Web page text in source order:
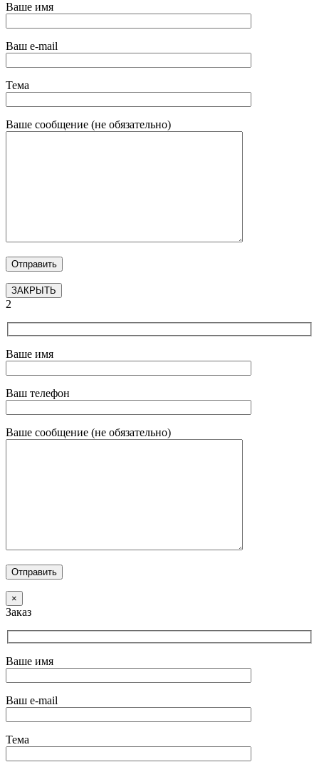
Ваше имя
Ваш e-mail
Тема
Ваше сообщение (не обязательно)
ЗАКРЫТЬ
2
Ваше имя
Ваш телефон
Ваше сообщение (не обязательно)
×
Заказ
Ваше имя
Ваш e-mail
Тема